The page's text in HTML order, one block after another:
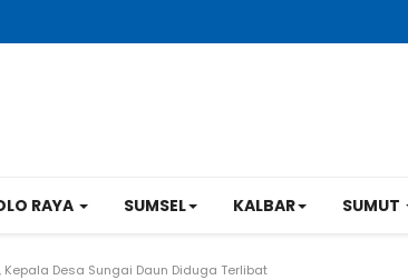
RAYA SUMSEL KALBAR SUMUT
Desa Sungai Daun Diduga Terlibat